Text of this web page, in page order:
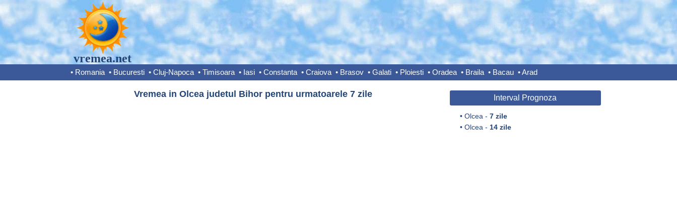
vremea.net
• Romania • Bucuresti • Cluj-Napoca • Timisoara • Iasi • Constanta • Craiova • Brasov • Galati • Ploiesti • Oradea • Braila • Bacau •Arad
Vremea in Olcea judetul Bihor pentru urmatoarele 7 zile Interval Prognoza
• Olcea - 7 zile
• Olcea - 14 zile